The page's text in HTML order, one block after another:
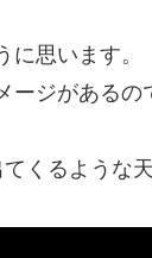
思います。
ジがある
くるような